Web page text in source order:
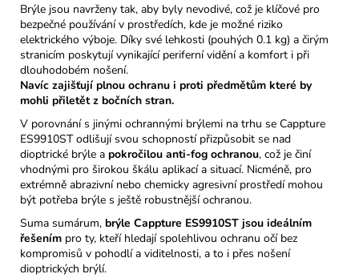
Brýle jsou navrženy tak, aby byly nevodivé, což je klíčové pro
bezpečné používání v prostředích, kde je možné riziko
elektrického výboje. Díky své lehkosti (pouhých 0.1 kg) a čirým
stranicím poskytují vynikající periferní vidění a komfort i při
dlouhodobém nošení.
Navíc zajišťují plnou ochranu i proti předmětům které by
mohli přiletět z bočních stran.
V porovnání s jinými ochrannými brýlemi na trhu se Cappture
ES9910ST odlišují svou schopností přizpůsobit se nad
dioptrické brýle a pokročilou anti-fog ochranou, což je činí
vhodnými pro širokou škálu aplikací a situací. Nicméně, pro
extrémně abrazivní nebo chemicky agresivní prostředí mohou
být potřeba brýle s ještě robustnější ochranou.
Suma sumárum, brýle Cappture ES9910ST jsou ideálním
řešením pro ty, kteří hledají spolehlivou ochranu očí bez
kompromisů v pohodlí a viditelnosti, a to i přes nošení
dioptrických brýlí.